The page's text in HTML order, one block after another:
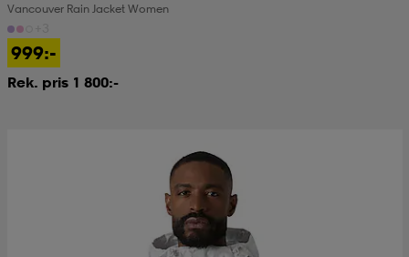
Vancouver Rain Jacket Women
999:-
Rek. pris 1 800:-